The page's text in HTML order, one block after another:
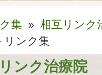
集 » 相互リンク
リンク集
ンク治療院